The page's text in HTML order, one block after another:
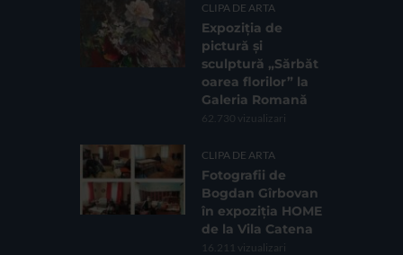
CLIPA DE ARTA
Expoziția de
pictură și
sculptură „Sărbăt
oarea florilor” la
Galeria Romană
62.730 vizualizari
CLIPA DE ARTA
Fotografii de
Bogdan Gîrbovan
în expoziția HOME
de la Vila Catena
16.211 vizualizari